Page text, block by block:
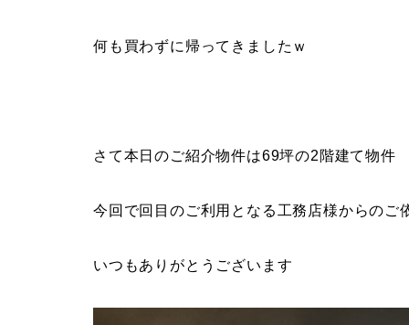
何も買わずに帰ってきましたｗ
さて本日のご紹介物件は69坪の2階建て物件
今回で回目のご利用となる工務店様からのご
いつもありがとうございます